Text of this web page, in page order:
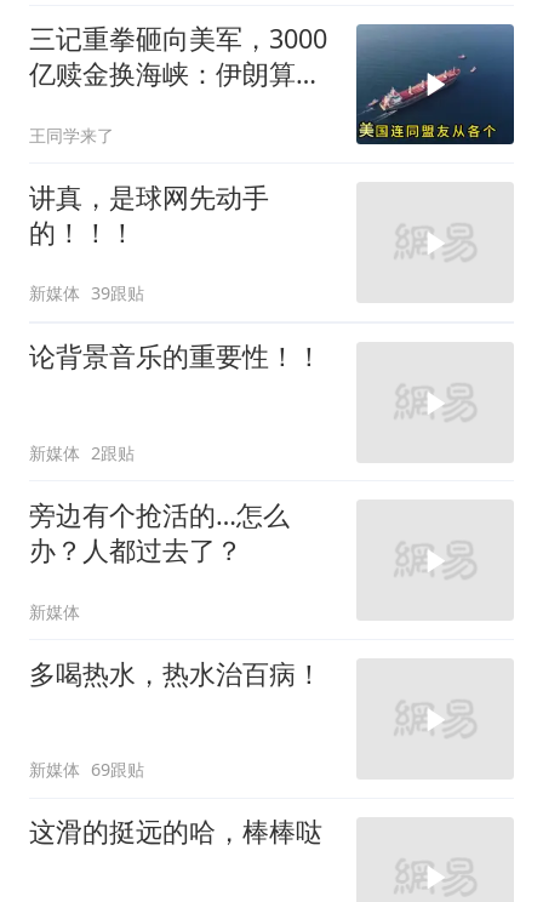
三记重拳砸向美军，3000
亿赎金换海峡：伊朗算准
王同学来了
讲真，是球网先动手
的！！！
新媒体 39跟贴
论背景音乐的重要性！！
新媒体 2跟贴
旁边有个抢活的…怎么
办？人都过去了？
新媒体
多喝热水，热水治百病！
新媒体 69跟贴
这滑的挺远的哈，棒棒哒